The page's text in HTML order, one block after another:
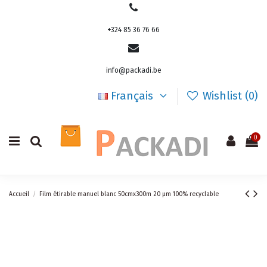
+324 85 36 76 66
info@packadi.be
Français Wishlist (0)
0
Accueil Film étirable manuel blanc 50cmx300m 20 µm 100% recyclable